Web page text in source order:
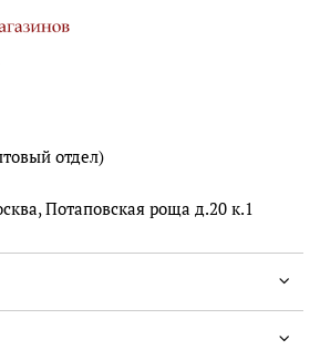
отдел)
Потаповская роща д.20 к.1